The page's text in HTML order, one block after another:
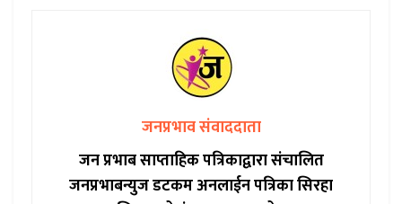
जनप्रभाव संवाददाता
जन प्रभाब साप्ताहिक पत्रिकाद्वारा संचालित
जनप्रभाबन्युज डटकम अनलाईन पत्रिका सिरहा